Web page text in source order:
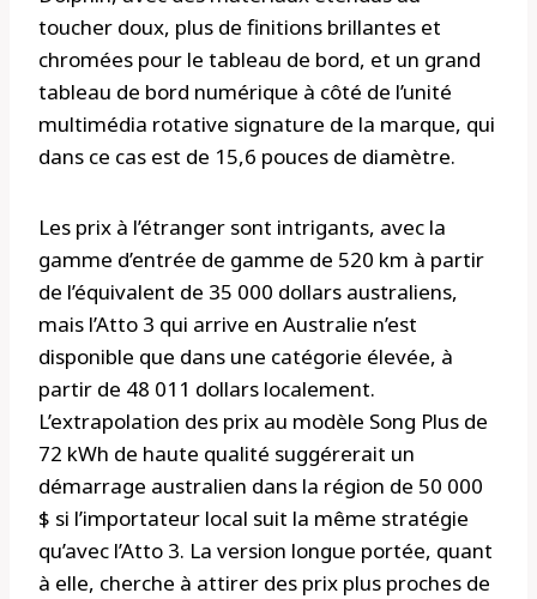
toucher doux, plus de finitions brillantes et
chromées pour le tableau de bord, et un grand
tableau de bord numérique à côté de l’unité
multimédia rotative signature de la marque, qui
dans ce cas est de 15,6 pouces de diamètre.
Les prix à l’étranger sont intrigants, avec la
gamme d’entrée de gamme de 520 km à partir
de l’équivalent de 35 000 dollars australiens,
mais l’Atto 3 qui arrive en Australie n’est
disponible que dans une catégorie élevée, à
partir de 48 011 dollars localement.
L’extrapolation des prix au modèle Song Plus de
72 kWh de haute qualité suggérerait un
démarrage australien dans la région de 50 000
$ si l’importateur local suit la même stratégie
qu’avec l’Atto 3. La version longue portée, quant
à elle, cherche à attirer des prix plus proches de